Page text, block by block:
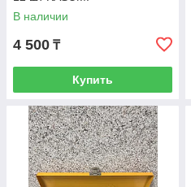
В наличии
4 500 ₸
Купить